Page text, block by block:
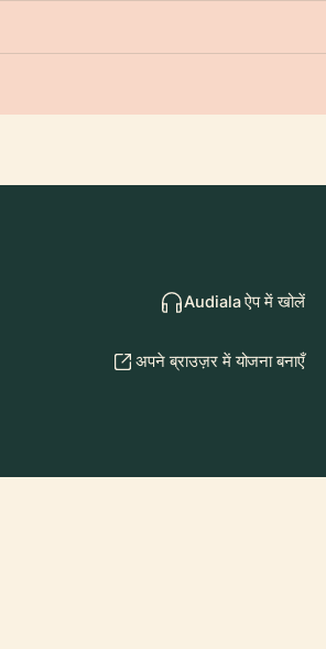
Audiala ऐप में खोलें
अपने ब्राउज़र में योजना बनाएँ